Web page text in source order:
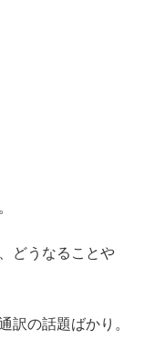
どうなることや
の話題ばかり。